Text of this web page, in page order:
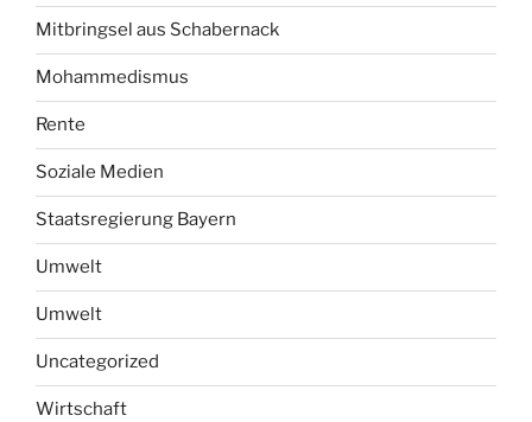
Mitbringsel aus Schabernack
Mohammedismus
Rente
Soziale Medien
Staatsregierung Bayern
Umwelt
Umwelt
Uncategorized
Wirtschaft